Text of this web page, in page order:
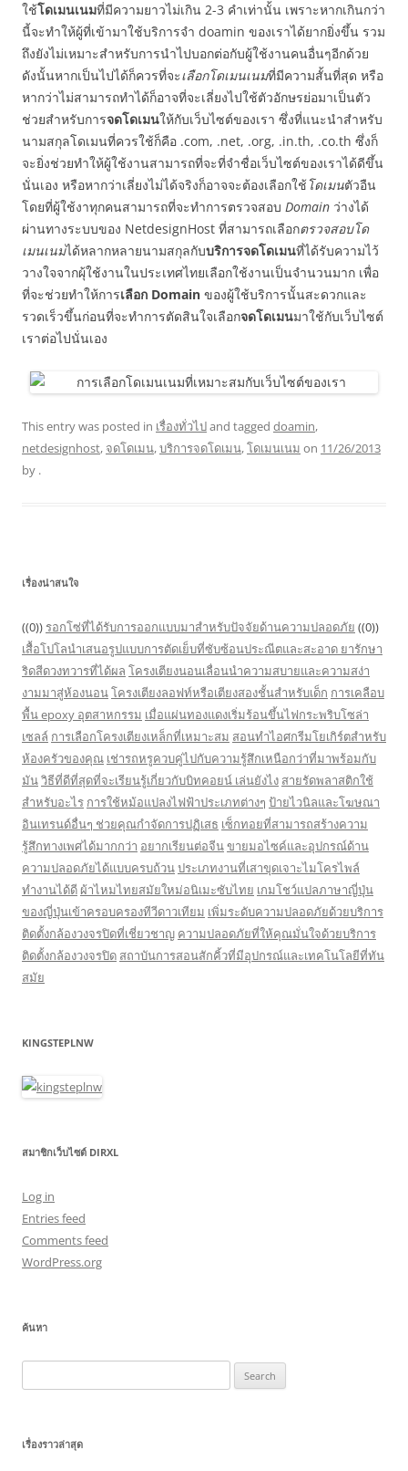
ใช้โดเมนเนมที่มีความยาวไม่เกิน 2-3 คำเท่านั้น เพราะหากเกินกว่า
นี้จะทำให้ผู้ที่เข้ามาใช้บริการจำ doamin ของเราได้ยากยิ่งขึ้น รวม
ถึงยังไม่เหมาะสำหรับการนำไปบอกต่อกับผู้ใช้งานคนอื่นๆอีกด้วย
ดังนั้นหากเป็นไปได้ก็ควรที่จะเลือกโดเมนเนมที่มีความสั้นที่สุด หรือ
หากว่าไม่สามารถทำได้ก็อาจที่จะเลี่ยงไปใช้ตัวอักษรย่อมาเป็นตัว
ช่วยสำหรับการจดโดเมนให้กับเว็บไซต์ของเรา ซึ่งที่แนะนำสำหรับ
นามสกุลโดเมนที่ควรใช้ก็คือ .com, .net, .org, .in.th, .co.th ซึ่งก็
จะยิ่งช่วยทำให้ผู้ใช้งานสามารถที่จะที่จำชื่อเว็บไซต์ของเราได้ดีขึ้น
นั่นเอง หรือหากว่าเลี่ยงไม่ได้จริงก็อาจจะต้องเลือกใช้โดเมนตัวอืน
โดยที่ผู้ใช้งาทุกคนสามารถที่จะทำการตรวจสอบ Domain ว่างได้
ผ่านทางระบบของ NetdesignHost ที่สามารถเลือกตรวจสอบโด
เมนเนมได้หลากหลายนามสกุลกับบริการจดโดเมนที่ได้รับความไว้
วางใจจากผุ้ใช้งานในประเทศไทยเลือกใช้งานเป็นจำนวนมาก เพื่อ
ที่จะช่วยทำให้การเลือก Domain ของผู้ใช้บริการนั้นสะดวกและ
รวดเร็วขึ้นก่อนที่จะทำการตัดสินใจเลือกจดโดเมนมาใช้กับเว็บไซต์
เราต่อไปนั่นเอง
This entry was posted in เรื่องทั่วไปand tagged doamin,
netdesignhost, จดโดเมน,บริการจดโดเมน,โดเมนเนม on 11/26/2013
by .
เรื่องน่าสนใจ
((0)) รอกโซ่ที่ได้รับการออกแบบมาสำหรับปัจจัยด้านความปลอดภัย ((0))
เสื้อโปโลนำเสนอรูปแบบการตัดเย็บที่ซับซ้อนประณีตและสะอาด ยารักษา
ริดสีดวงทวารที่ได้ผล โครงเตียงนอนเลื่อนนำความสบายและความสง่า
งามมาสู่ห้องนอนโครงเตียงลอฟท์หรือเตียงสองชั้นสำหรับเด็ก การเคลือบ
พื้น epoxy อุตสาหกรรม เมื่อแผ่นทองแดงเริ่มร้อนขึ้นไฟกระพริบโซล่า
เซลล์ การเลือกโครงเตียงเหล็กที่เหมาะสม สอนทำไอศกรีมโยเกิร์ตสำหรับ
ห้องครัวของคุณ เช่ารถหรูควบคู่ไปกับความรู้สึกเหนือกว่าที่มาพร้อมกับ
มันวิธีที่ดีที่สุดที่จะเรียนรู้เกี่ยวกับบิทคอยน์ เล่นยังไง สายรัดพลาสติกใช้
สำหรับอะไร การใช้หม้อแปลงไฟฟ้าประเภทต่างๆ ป้ายไวนิลและโฆษณา
อินเทรนด์อื่นๆ ช่วยคุณกำจัดการปฏิเสธ เซ็กทอยที่สามารถสร้างความ
รู้สึกทางเพศได้มากกว่า อยากเรียนต่อจีนขายมอไซค์และอุปกรณ์ด้าน
ความปลอดภัยได้แบบครบถ้วนประเภทงานที่เสาขุดเจาะไมโครไพล์
ทำงานได้ดี ผ้าไหมไทยสมัยใหม่อนิเมะซับไทย เกมโชว์แปลภาษาญี่ปุ่น
ของญี่ปุ่นเข้าครอบครองทีวีดาวเทียม เพิ่มระดับความปลอดภัยด้วยบริการ
ติดตั้งกล้องวงจรปิดที่เชี่ยวชาญ ความปลอดภัยที่ให้คุณมั่นใจด้วยบริการ
ติดตั้งกล้องวงจรปิด สถาบันการสอนสักคิ้วที่มีอุปกรณ์และเทคโนโลยีที่ทัน
สมัย
KINGSTEPLNW
สมาชิกเว็บไซต์ DIRXL
Log in
Entries feed
Comments feed
WordPress.org
ค้นหา
for:
เรื่องราวล่าสุด